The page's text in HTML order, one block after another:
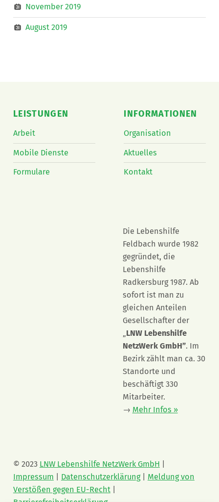
November 2019
August 2019
LEISTUNGEN
Arbeit
Mobile Dienste
Formulare
INFORMATIONEN
Organisation
Aktuelles
Kontakt
Die Lebenshilfe
Feldbach wurde 1982
gegründet, die
Lebenshilfe
Radkersburg 1987. Ab
sofort ist man zu
gleichen Anteilen
Gesellschafter der
„LNW Lebenshilfe
NetzWerk GmbH”. Im
Bezirk zählt man ca. 30
Standorte und
beschäftigt 330
Mitarbeiter.
→ Mehr Infos »
© 2023 LNW Lebenshilfe NetzWerk GmbH
Impressum
Datenschutzerklärung
Meldung von
Verstößen gegen EU-Recht|